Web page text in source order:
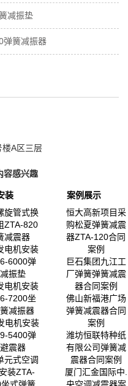
减振垫
弹簧减振器
A区三层
容感兴趣
装
旋管式换
ZTA-820
减震器
电机安装
6000弹
振垫
电机安装
7200坐
减振器
电机安装
5400弹
震器
元式空调
装ZTA-
案例展示
恒大高新项目采
购松夏弹簧减震
器ZTA-120合同
案例
巨石集团九江工
厂弹簧弹簧减震
器合同案例
佛山新福港广场
弹簧减震器合同
案例
潍坊恒联特种纸
有限公司弹簧减
震器合同案例
厦门汇金国际中.